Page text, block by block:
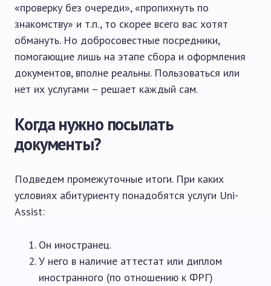
«проверку без очереди», «пропихнуть по
знакомству» и т.п., то скорее всего вас хотят
обмануть. Но добросовестные посредники,
помогающие лишь на этапе сбора и оформления
документов, вполне реальны. Пользоваться или
нет их услугами – решает каждый сам.
Когда нужно посылать
документы?
Подведем промежуточные итоги. При каких
условиях абитуриенту понадобятся услуги Uni-
Assist:
Он иностранец.
У него в наличие аттестат или диплом
иностранного (по отношению к ФРГ)